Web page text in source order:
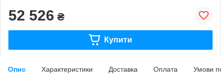
52 526 ₴
Купити
Опис Характеристики Доставка Оплата Умови